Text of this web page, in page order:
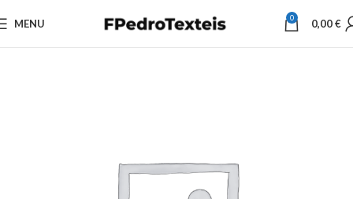
MENU 0 0,00€